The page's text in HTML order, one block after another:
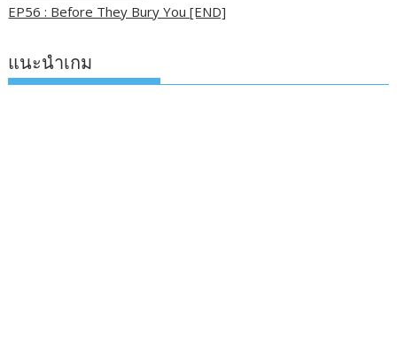
EP56 : Before They Bury You [END]
แนะนำเกม